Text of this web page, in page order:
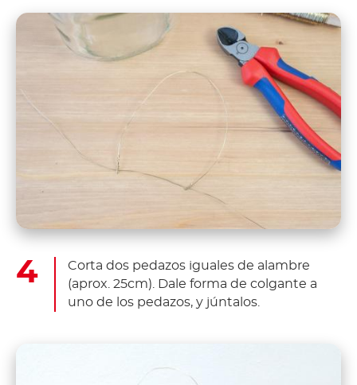
Corta dos pedazos iguales de alambre
(aprox. 25cm). Dale forma de colgante a
uno de los pedazos, y júntalos.